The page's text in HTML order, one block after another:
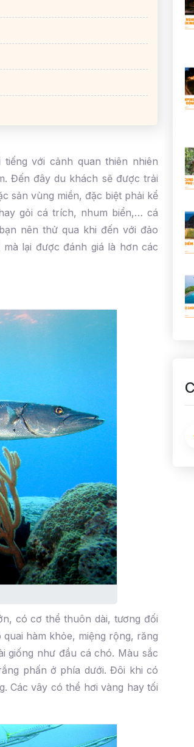
với cảnh quan thiên nhiên
Đến đây du khách sẽ được trải
sản vùng miền, đặc biệt phải kể
gỏi cá trích, nhum biển,… cá
nên thử qua khi đến với đảo
mà lại được đánh giá là hơn các
có cơ thể thuôn dài, tương đối
hàm khỏe, miệng rộng, răng
giống như đầu cá chó. Màu sắc
phấn ở phía dưới. Đôi khi có
Các vây có thể hơi vàng hay tối